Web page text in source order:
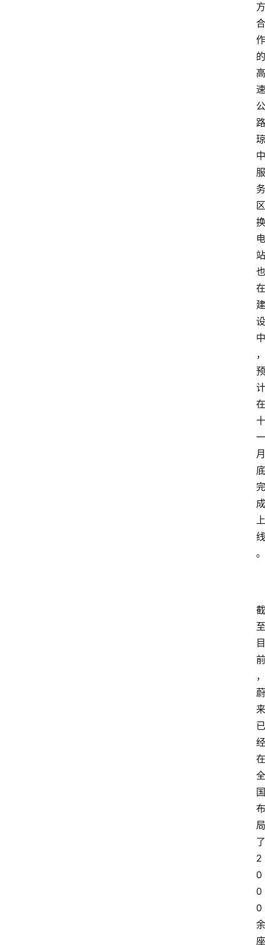
方
合
作
的
高
速
公
路
琼
中
服
务
区
换
电
站
也
在
建
设
中
，
预
计
在
十
一
月
底
完
成
上
线
。
截
至
目
前
，
蔚
来
已
经
在
全
国
布
局
了
2
0
0
0
余
座